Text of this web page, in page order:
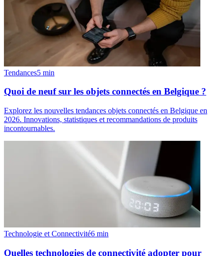
Tendances5 min
Quoi de neuf sur les objets connectés en Belgique ?
Explorez les nouvelles tendances objets connectés en Belgique en
2026. Innovations, statistiques et recommandations de produits
incontournables.
Technologie et Connectivité6 min
Quelles technologies de connectivité adopter pour